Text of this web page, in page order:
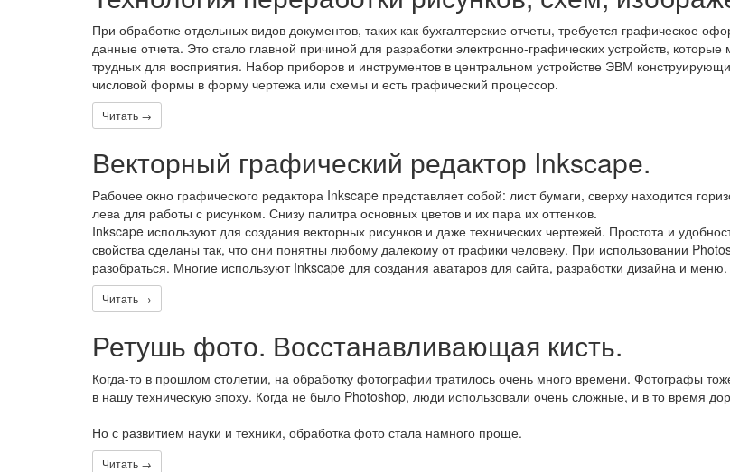
При обработке отдельных видов документов, таких как бухгалтерские отчеты, требуется
данные отчета. Это стало главной причиной для разработки электронно-графических устройств,
трудных для восприятия. Набор приборов и инструментов в центральном устройстве ЭВМ
числовой формы в форму чертежа или схемы и есть графический процессор.
Читать →
Векторный графический редактор Inkscape.
Рабочее окно графического редактора Inkscape представляет собой: лист бумаги, сверху находится
лева для работы с рисунком. Снизу палитра основных цветов и их пара их оттенков.
Inkscape используют для создания векторных рисунков и даже технических чертежей. Простота и
свойства сделаны так, что они понятны любому далекому от графики человеку. При использовании
разобраться. Многие используют Inkscape для создания аватаров для сайта, разработки дизайна и меню.
Читать →
Ретушь фото. Восстанавливающая кисть.
Когда-то в прошлом столетии, на обработку фотографии тратилось очень много времени. Фотографы
в нашу техническую эпоху. Когда не было Photoshop, люди использовали очень сложные, и в то время
Но с развитием науки и техники, обработка фото стала намного проще.
Читать →